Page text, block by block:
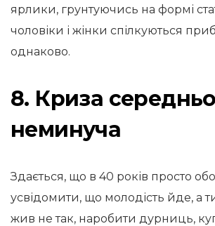
ярлики, грунтуючись на формі
чоловіки і жінки спілкуються
однаково.
8. Криза
неминуча
Здається, що в 40 років просто
усвідомити, що молодість йде, а
жив не так, наробити дурниць,